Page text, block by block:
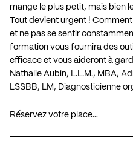
mange le plus petit, mais bien
Tout devient urgent !
et ne pas se sentir
formation vous fournira des
efficace et vous aideront à
Nathalie Aubin, L.L.M., MBA,
LSSBB, LM, Diagnosticienne
Réservez votre place…